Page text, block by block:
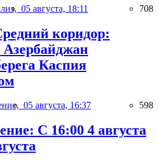
05 августа, 18:11 708
коридор:
Азербайджан
Каспия
05 августа, 16:37 598
С 16:00 4 августа